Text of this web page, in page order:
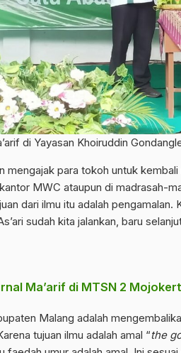
di Yayasan Khoiruddin
mengajak para tokoh untuk
MWC ataupun di madrasah-
dari ilmu itu adalah
sudah kita jalankan, baru
Ma’arif di MTSN 2
Malang adalah
tujuan ilmu adalah amal “the